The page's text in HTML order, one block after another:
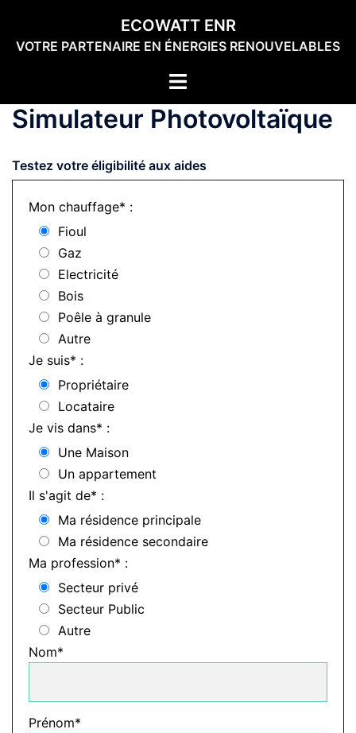
contenu
ECOWATT ENR
VOTRE PARTENAIRE EN ÉNERGIES RENOUVELABLES
Toggle
Simulateur Photovoltaïque
Testez votre éligibilité aux aides
Mon chauffage* :
Fioul
Gaz
Electricité
Bois
Poêle à granule
Autre
Je suis* :
Propriétaire
Locataire
Je vis dans* :
Une Maison
Un appartement
Il s'agit de* :
Ma résidence principale
Ma résidence secondaire
Ma profession* :
Secteur privé
Secteur Public
Autre
Nom*
Prénom*